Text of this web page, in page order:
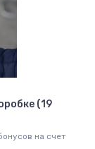
(19
на счет